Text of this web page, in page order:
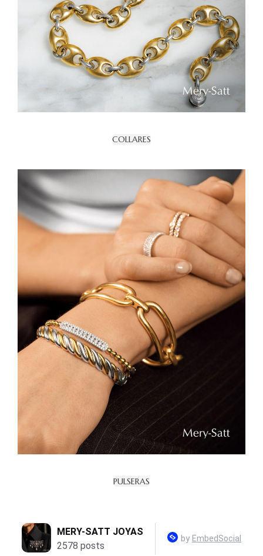
COLLARES
PULSERAS